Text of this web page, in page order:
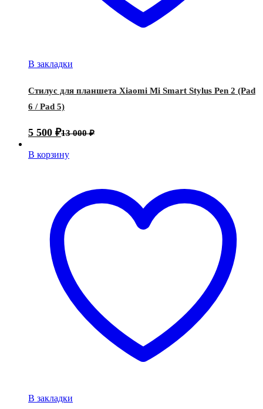
В закладки
Стилус для планшета Xiaomi Mi Smart Stylus Pen 2 (Pad
6 / Pad 5)
5 500 ₽13 000₽
В корзину
В закладки